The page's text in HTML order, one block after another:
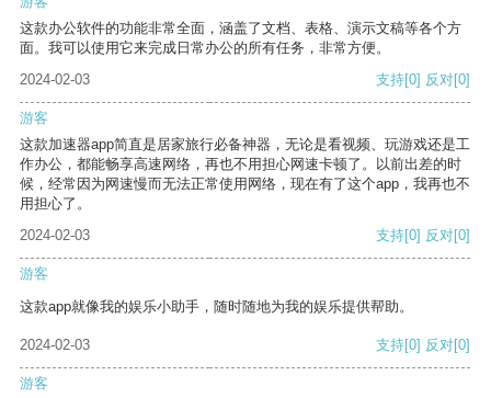
这款办公软件的功能非常全面，涵盖了文档、表格、演示文稿等各个方
面。我可以使用它来完成日常办公的所有任务，非常方便。
2024-02-03
支持[0] 反对[0]
游客
这款加速器app简直是居家旅行必备神器，无论是看视频、玩游戏还是工
作办公，都能畅享高速网络，再也不用担心网速卡顿了。以前出差的时
候，经常因为网速慢而无法正常使用网络，现在有了这个app，我再也不
用担心了。
2024-02-03
支持[0] 反对[0]
游客
这款app就像我的娱乐小助手，随时随地为我的娱乐提供帮助。
2024-02-03 支持[0] 反对[0]
游客